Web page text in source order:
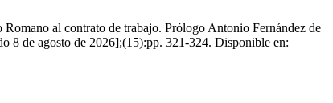
al contrato de trabajo. Prólogo Antonio Fernández de
8 de agosto de 2026];(15):pp. 321-324. Disponible en: